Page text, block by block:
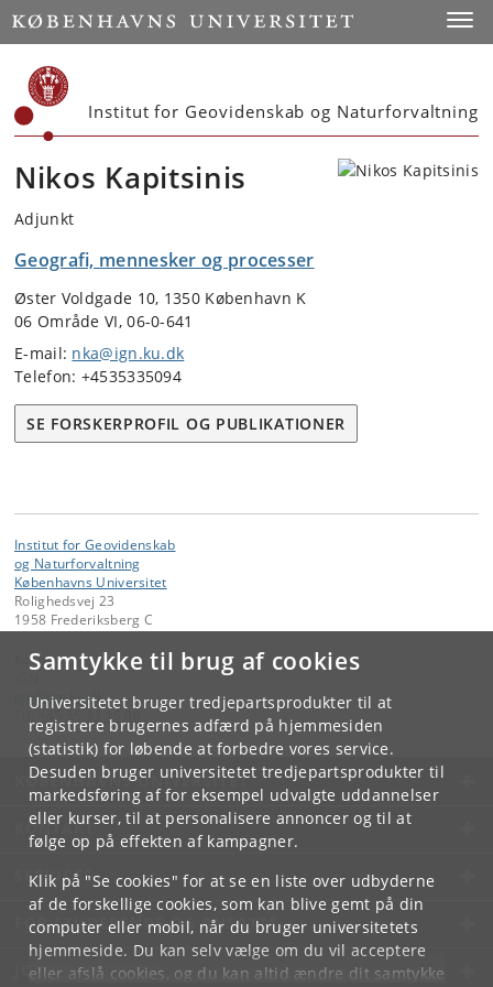
Samtykke til brug af cookies
Universitetet bruger tredjepartsprodukter til at
registrere brugernes adfærd på hjemmesiden
(statistik) for løbende at forbedre vores service.
Desuden bruger universitetet tredjepartsprodukter til
markedsføring af for eksempel udvalgte uddannelser
eller kurser, til at personalisere annoncer og til at
følge op på effekten af kampagner.
Klik på "Se cookies" for at se en liste over udbyderne
af de forskellige cookies, som kan blive gemt på din
computer eller mobil, når du bruger universitetets
hjemmeside. Du kan selv vælge om du vil acceptere
eller afslå cookies, og du kan altid ændre dit samtykke
Start
Institut for Geovidenskab og Naturforvaltning
Nikos Kapitsinis
Adjunkt
Geografi, mennesker og processer
Øster Voldgade 10, 1350 København K
06 Område VI, 06-0-641
E-mail: nka@ign.ku.dk
Telefon: +4535335094
SE FORSKERPROFIL OG PUBLIKATIONER
Institut for Geovidenskab
og Naturforvaltning
Københavns Universitet
Rolighedsvej 23
1958 Frederiksberg C
Kontakt:
ign @ign. ku.dk
KØBENHAVNS UNIVERSITET
KONTAKT
SERVICES
FOR STUDERENDE OG ANSATTE
JOB OG KARRIERE